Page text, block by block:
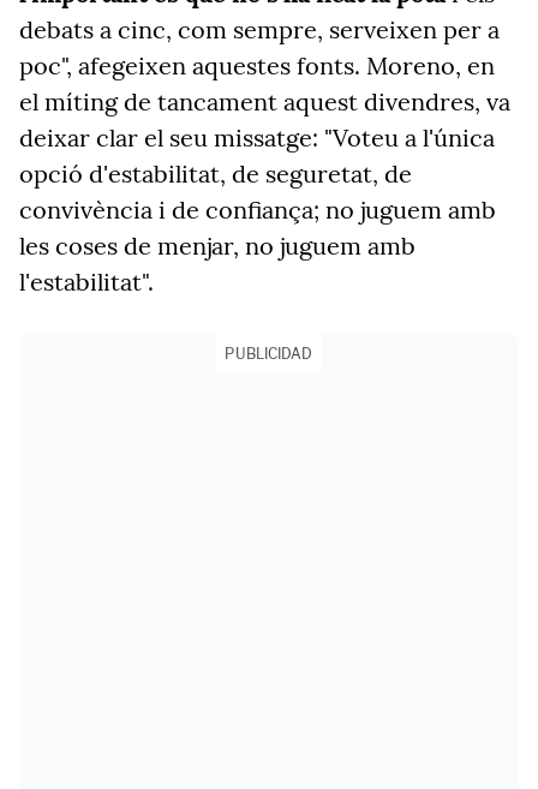
debats a cinc, com sempre, serveixen per a
poc", afegeixen aquestes fonts. Moreno, en
el míting de tancament aquest divendres, va
deixar clar el seu missatge: "Voteu a l'única
opció d'estabilitat, de seguretat, de
convivència i de confiança; no juguem amb
les coses de menjar, no juguem amb
l'estabilitat".
PUBLICIDAD